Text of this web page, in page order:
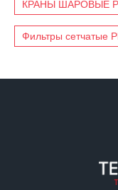
КРАНЫ ШАРОВЫЕ
Фильтры сетчатые